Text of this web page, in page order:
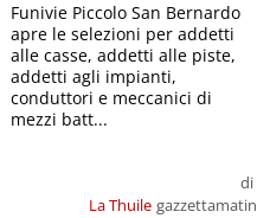
La Thuile
di
gazzettamatin
Funivie Piccolo San Bernardo
apre le selezioni per addetti
alle casse, addetti alle piste,
addetti agli impianti,
conduttori e meccanici di
mezzi batt...